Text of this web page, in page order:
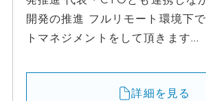
開発の推進 フルリモート環境下
トマネジメントをして頂きます...
詳細を見る